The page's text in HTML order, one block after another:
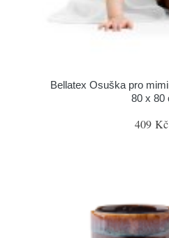
Bellatex Osuška pro
80 x 80
409 Kč